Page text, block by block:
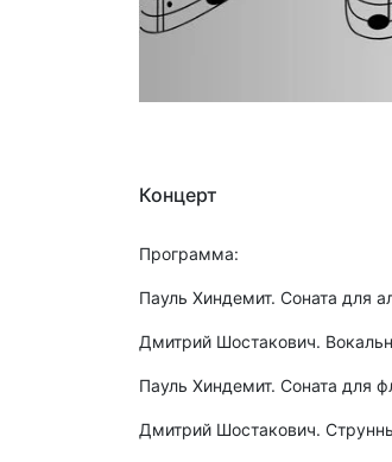
Концерт
Программа:
Пауль Хиндемит. Соната для
Дмитрий Шостакович.
Пауль Хиндемит. Соната для
Дмитрий Шостакович.